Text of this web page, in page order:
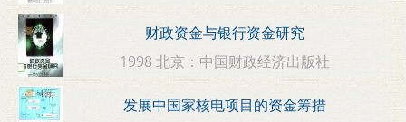
财政资金与银行资金研究
1998 北京：中国财政经济出版社
发展中国家核电项目的资金筹措